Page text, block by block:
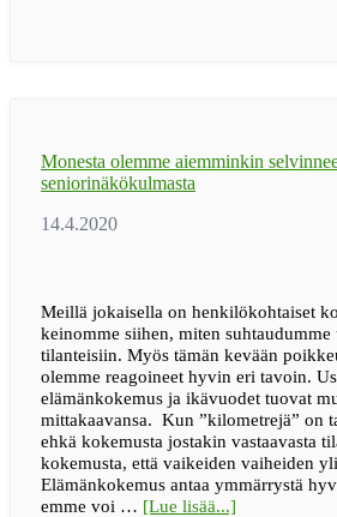
tauolla
27.6.2020
Monesta olemme aiemminkin
seniorinäkökulmasta
Meillä jokaisella on henkilökohtaiset
keinomme siihen, miten
tilanteisiin. Myös tämän kevään
olemme reagoineet hyvin eri tavoin.
elämänkokemus ja ikävuodet tuovat
mittakaavansa. Kun ”kilometrejä” on
ehkä kokemusta jostakin vastaavasta
kokemusta, että vaikeiden vaiheiden
Elämänkokemus antaa ymmärrystä
emme voi … [Lue lisää...]